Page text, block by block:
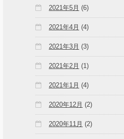
2021年5月 (6)
2021年4月 (4)
2021年3月 (3)
2021年2月 (1)
2021年1月 (4)
2020年12月 (2)
2020年11月 (2)